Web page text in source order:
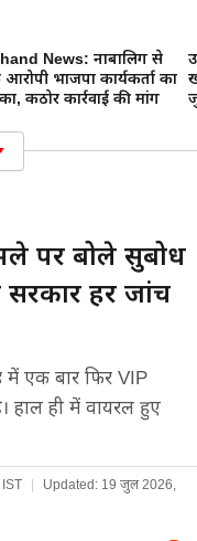
News: नाबालिग से
भाजपा कार्यकर्ता का
कठोर कार्रवाई की मांग
पर बोले सुबोध
हर जांच
में एक बार फिर VIP
हाल ही में वायरल हुए
Updated: 19 जुल 2026,